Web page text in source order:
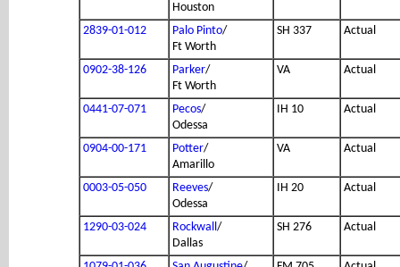
Houston
2839-01-012 Palo Pinto/
Ft Worth
SH 337 Actual
0902-38-126 Parker/
Ft Worth
VA Actual
0441-07-071 Pecos/
Odessa
IH 10 Actual
0904-00-171 Potter/
Amarillo
VA Actual
0003-05-050 Reeves/
Odessa
IH 20 Actual
1290-03-024 Rockwall/
Dallas
SH 276 Actual